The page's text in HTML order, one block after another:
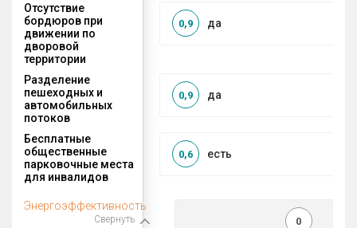
Отсутствие
бордюров при
движении по
дворовой
территории
да
0,9
Разделение
пешеходных и
автомобильных
потоков
да
0,9
Бесплатные
общественные
парковочные места
для инвалидов
есть
0,6
Энергоэффективность
Свернуть 0